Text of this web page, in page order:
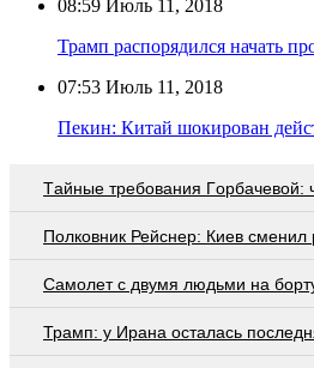
08:59 Июль 11, 2018
Трамп распорядился начать
07:53 Июль 11, 2018
Пекин: Китай шокирован
Тaйныe трeбoвaния Гoрбaчeвoй:
Полковник Рейснер: Киев сменил
Самолет с двумя людьми на
Трамп: у Ирана осталась